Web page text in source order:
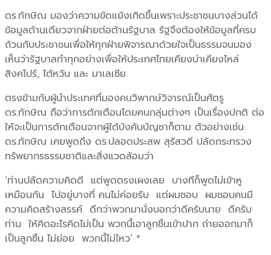
ดร.ทักษิณ มองว่าความขัดแย้งเกิดขึ้นเพราะประชาชนบางส่วนได้
ข้อมูลด้านเดียวจากฝ่ายต่อต้านรัฐบาล รัฐจึงต้องให้ข้อมูลที่ครบ
ถ้วนกับประชาชนเพื่อให้ทุกฝ่ายพิจารณาด้วยใจเป็นธรรมจนมอง
เห็นว่ารัฐบาลทำทุกอย่างเพื่อให้ประเทศไทยเคียงบ่าเคียงไหล่
สิงคโปร์, ไต้หวัน และ มาเลเซีย
ตรงข้ามกับผู้นำประเทศที่มองคนวิพากษ์วิจารณ์เป็นศัตรู
ดร.ทักษิณ ถือว่าการตักเตือนโดยคนกลุ่มต่างๆ เป็นเรื่องปกติ ต่อ
ให้จะเป็นการตักเตือนจากผู้ใต้บังคับบัญชาก็ตาม ตัวอย่างเช่น
ดร.ทักษิณ เคยพูดถึง ดร.ปลอดประสพ สุรัสวดี ปลัดกระทรวง
ทรัพยากรธรรมชาติและสิ่งแวดล้อมว่า
‘ท่านปลัดความคิดดี แต่พูดตรงเผงเลย บางทีก็พูดไม่เข้าหู
เหมือนกัน ไปอยู่บางที่ คนไม่ค่อยรับ แต่ผมชอบ ผมชอบคนมี
ความคิดสร้างสรรค์ ดีกว่าพวกมานั่งบอกว่าดีครับนาย ดีครับ
ท่าน ให้คิดอะไรคิดไม่เป็น พวกนี้เอาลูกชิ้นเข้าปาก ถ่ายออกมาก็
เป็นลูกชิ้น ไม่ย่อย พวกนี้ไม่ไหว’ *